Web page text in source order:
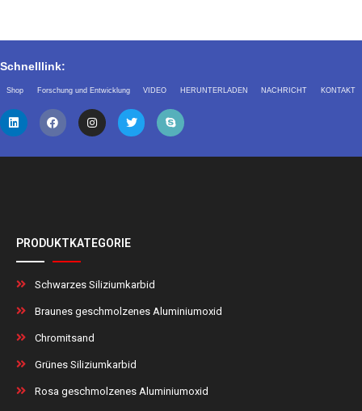
Schnelllink:
Shop Forschung und Entwicklung VIDEO HERUNTERLADEN NACHRICHT KONTAKT
PRODUKTKATEGORIE
Schwarzes Siliziumkarbid
Braunes geschmolzenes Aluminiumoxid
Chromitsand
Grünes Siliziumkarbid
Rosa geschmolzenes Aluminiumoxid